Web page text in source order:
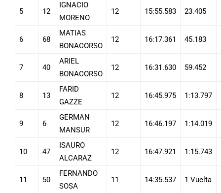
5 12
IGNACIO
MORENO
12 15:55.583 23.405
6 68
MATIAS
BONACORSO
12 16:17.361 45.183
7 40
ARIEL
BONACORSO
12 16:31.630 59.452
8 13
FARID
GAZZE
12 16:45.975 1:13.797
9 6
GERMAN
MANSUR
12 16:46.197 1:14.019
10 47
ISAURO
ALCARAZ
12 16:47.921 1:15.743
11 50
FERNANDO
SOSA
11 14:35.537 1 Vuelta